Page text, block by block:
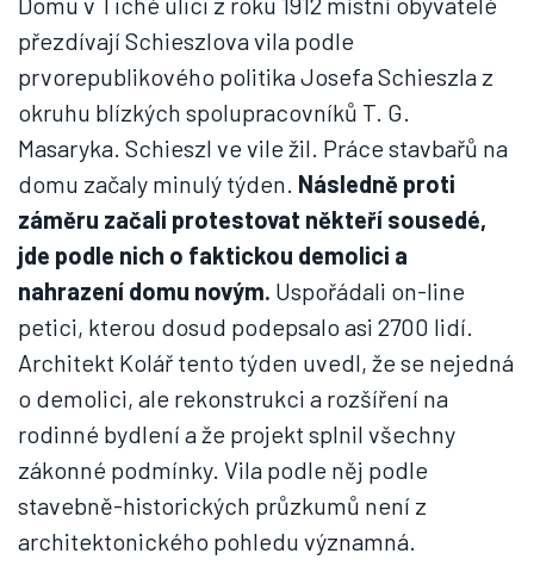
přezdívají Schieszlova vila podle
prvorepublikového politika Josefa Schieszla z
okruhu blízkých spolupracovníků T. G.
Masaryka. Schieszl ve vile žil. Práce stavbařů na
domu začaly minulý týden. Následně proti
záměru začali protestovat někteří sousedé,
jde podle nich o faktickou demolici a
nahrazení domu novým. Uspořádali on-line
petici, kterou dosud podepsalo asi 2700 lidí.
Architekt Kolář tento týden uvedl, že se nejedná
o demolici, ale rekonstrukci a rozšíření na
rodinné bydlení a že projekt splnil všechny
zákonné podmínky. Vila podle něj podle
stavebně-historických průzkumů není z
architektonického pohledu významná.